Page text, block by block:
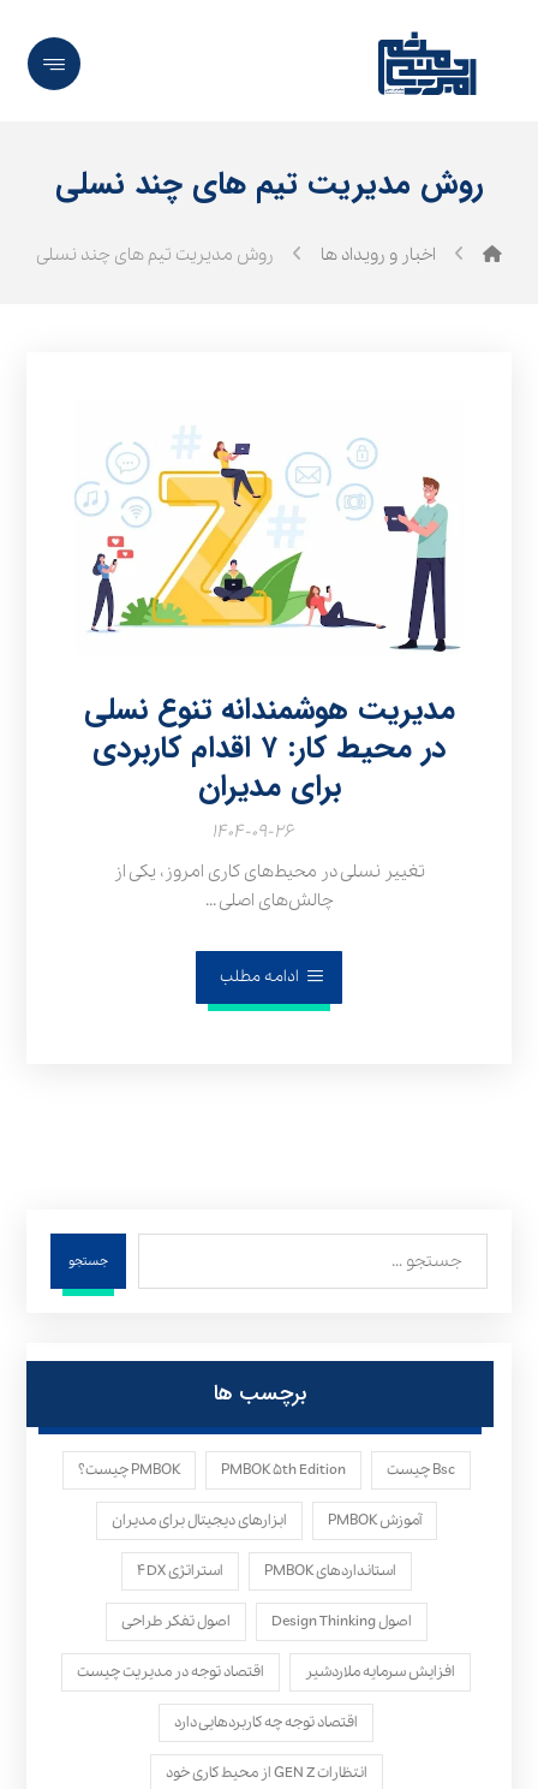
روش مدیریت تیم‌ های چند نسلی
اخبار و رویداد ها روش مدیریت تیم‌ های چند نسلی
مدیریت هوشمندانه تنوع نسلی
در محیط کار: ۷ اقدام کاربردی
برای مدیران
۱۴۰۴-۰۹-۲۶
تغییر نسلی در محیط‌های کاری امروز، یکی از
چالش‌های اصلی ...
ادامه مطلب
جستجو
برچسب ها
Bsc چیست PMBOK ۵th Edition PMBOK چیست؟
آموزش PMBOK ابزارهای دیجیتال برای مدیران
استانداردهای PMBOK استراتژی ۴DX
اصول Design Thinking اصول تفکر طراحی
افزایش سرمایه ملاردشیر اقتصاد توجه در مدیریت چیست
اقتصاد توجه چه کاربردهایی دارد
انتظارات GEN Z از محیط کاری خود